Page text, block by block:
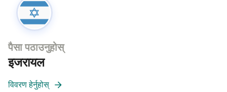
पैसा पठाउनुहोस्
इजरायल
विवरण हेर्नुहोस्